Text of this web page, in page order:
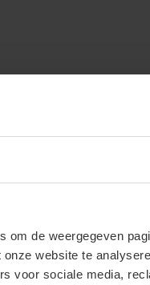
om de weergegeven
website te
voor sociale media,